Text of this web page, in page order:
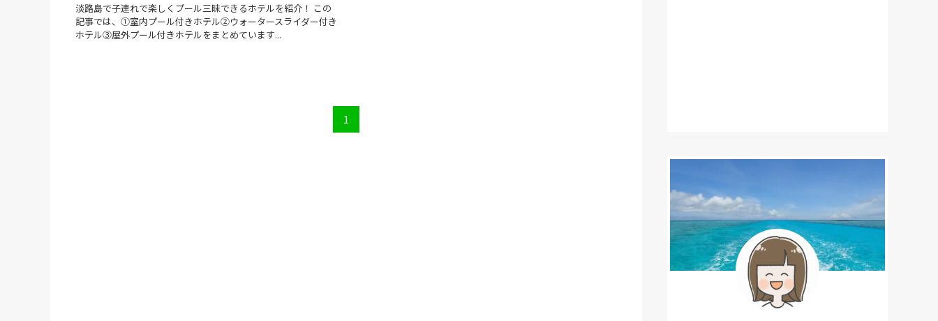
淡路島で子連れで楽しくプール三昧できるホテルを紹介！ この
記事では、①室内プール付きホテル②ウォータースライダー付き
ホテル③屋外プール付きホテルをまとめています...
1